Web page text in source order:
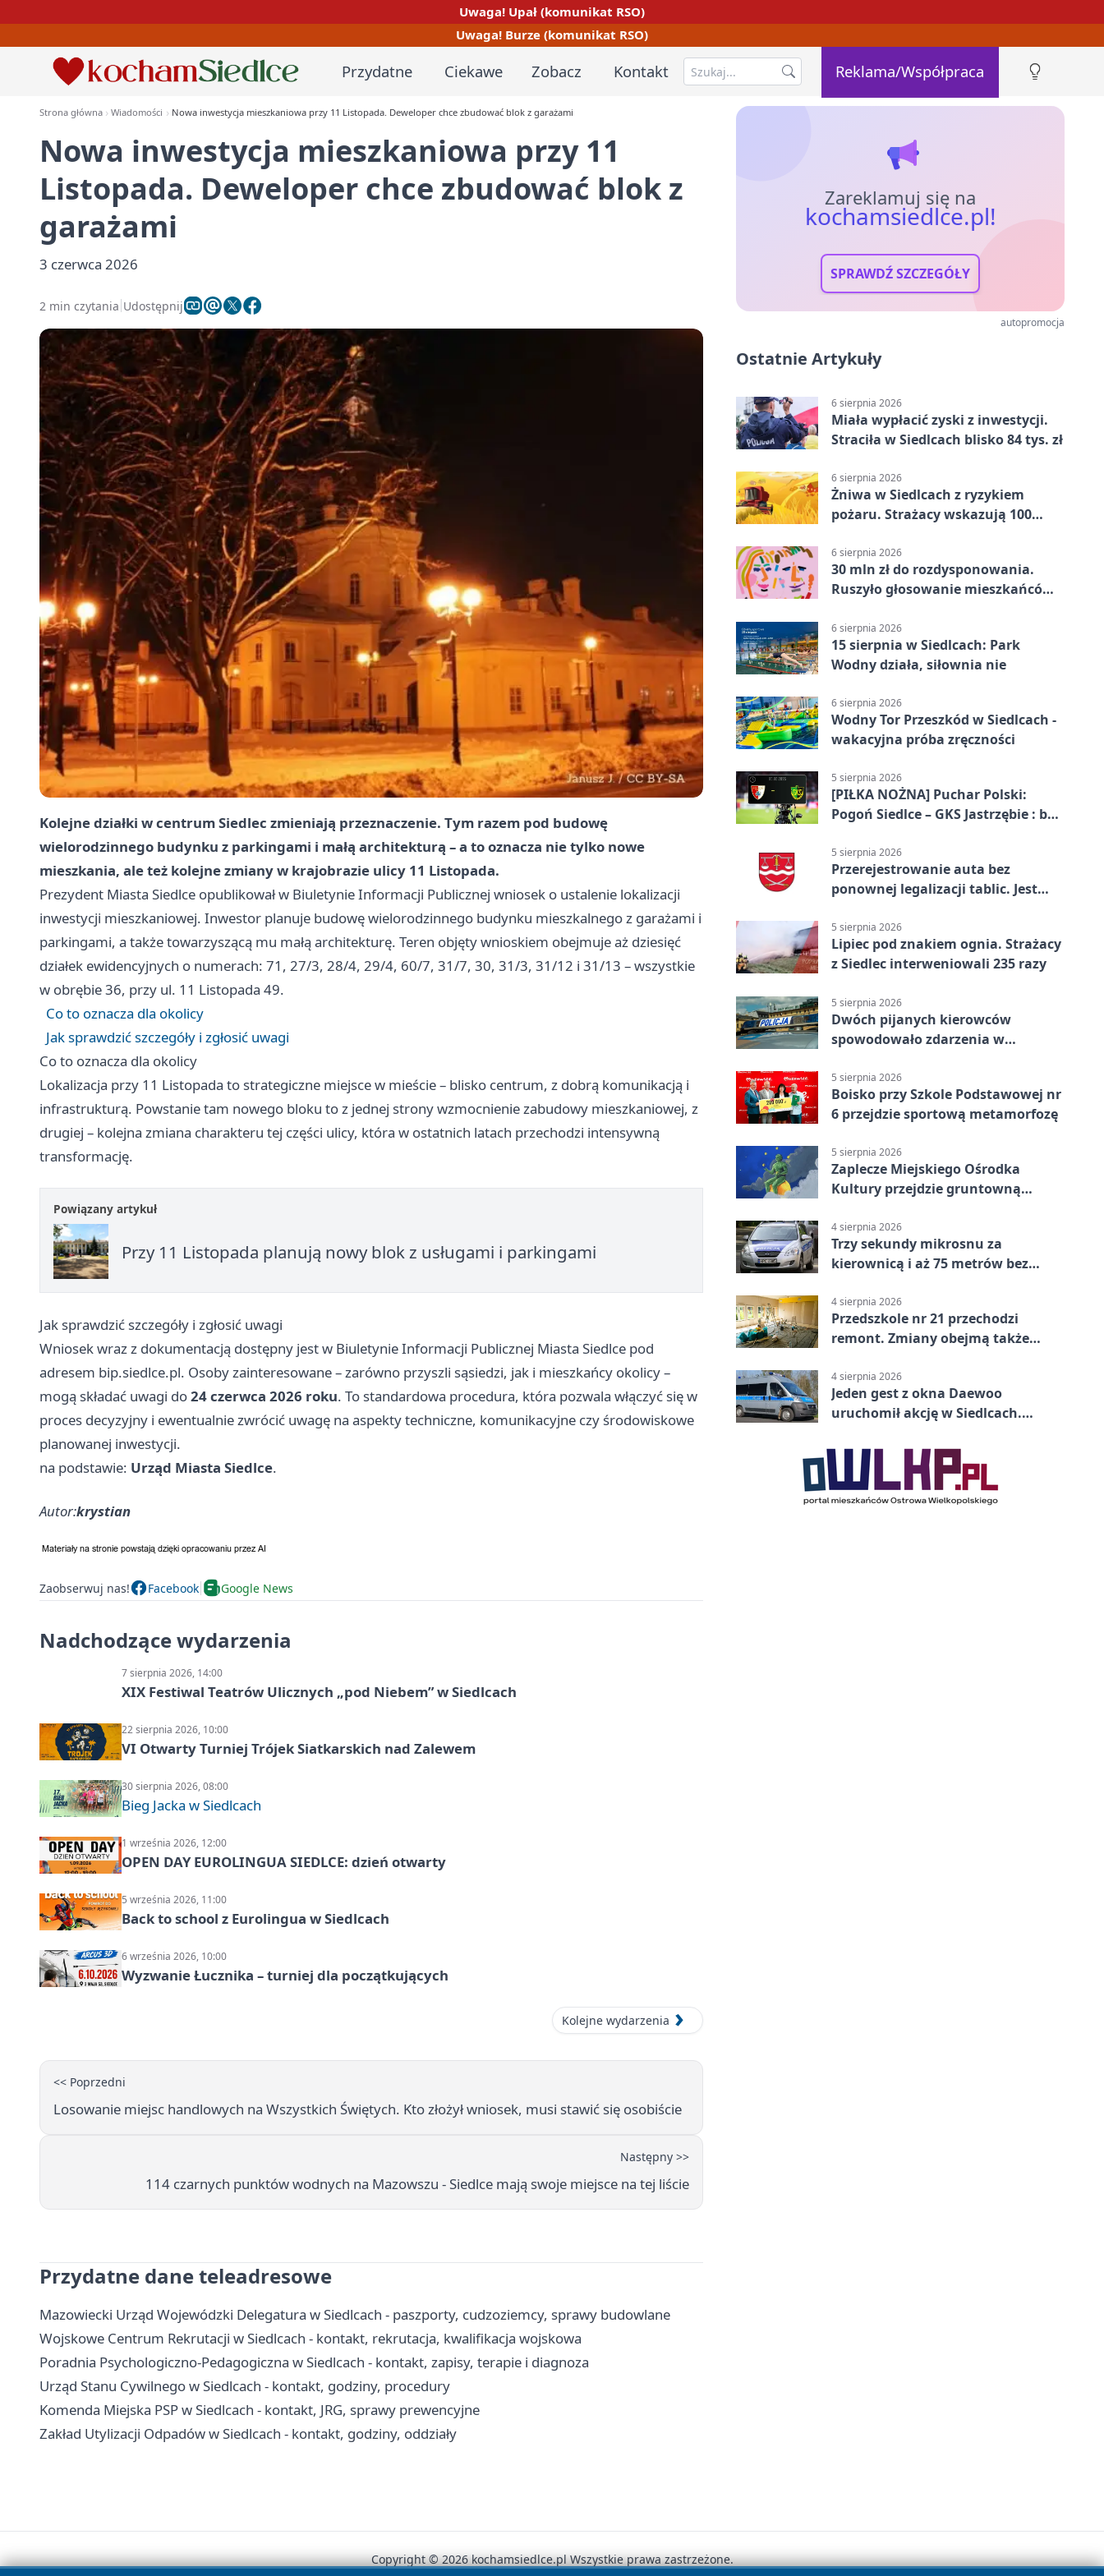
Uwaga! Upał (komunikat RSO)
Uwaga! Burze (komunikat RSO)
Przydatne Ciekawe Zobacz Kontakt Reklama/Współpraca
Strona główna Wiadomości Nowa inwestycja mieszkaniowa przy 11 Listopada. Deweloper chce zbudować blok z garażami
Nowa inwestycja mieszkaniowa przy 11
Listopada. Deweloper chce zbudować blok z
garażami
3 czerwca 2026
2 min czytania Udostępnij
Kolejne działki w centrum Siedlec zmieniają przeznaczenie. Tym razem pod budowę
wielorodzinnego budynku z parkingami i małą architekturą – a to oznacza nie tylko nowe
mieszkania, ale też kolejne zmiany w krajobrazie ulicy 11 Listopada.
Prezydent Miasta Siedlce opublikował w Biuletynie Informacji Publicznej wniosek o ustalenie lokalizacji
inwestycji mieszkaniowej. Inwestor planuje budowę wielorodzinnego budynku mieszkalnego z garażami i
parkingami, a także towarzyszącą mu małą architekturę. Teren objęty wnioskiem obejmuje aż dziesięć
działek ewidencyjnych o numerach: 71, 27/3, 28/4, 29/4, 60/7, 31/7, 30, 31/3, 31/12 i 31/13 – wszystkie
w obrębie 36, przy ul. 11 Listopada 49.
Co to oznacza dla okolicy
Jak sprawdzić szczegóły i zgłosić uwagi
Co to oznacza dla okolicy
Lokalizacja przy 11 Listopada to strategiczne miejsce w mieście – blisko centrum, z dobrą komunikacją i
infrastrukturą. Powstanie tam nowego bloku to z jednej strony wzmocnienie zabudowy mieszkaniowej, z
drugiej – kolejna zmiana charakteru tej części ulicy, która w ostatnich latach przechodzi intensywną
transformację.
Powiązany artykuł
Przy 11 Listopada planują nowy blok z usługami i parkingami
Jak sprawdzić szczegóły i zgłosić uwagi
Wniosek wraz z dokumentacją dostępny jest w Biuletynie Informacji Publicznej Miasta Siedlce pod
adresem bip.siedlce.pl. Osoby zainteresowane – zarówno przyszli sąsiedzi, jak i mieszkańcy okolicy –
mogą składać uwagi do24 czerwca 2026 roku. To standardowa procedura, która pozwala włączyć się w
proces decyzyjny i ewentualnie zwrócić uwagę na aspekty techniczne, komunikacyjne czy środowiskowe
planowanej inwestycji.
na podstawie: Urząd Miasta Siedlce.
Autor:krystian
Zaobserwuj nas! Facebook Google News
Nadchodzące wydarzenia
7 sierpnia 2026, 14:00
XIX Festiwal Teatrów Ulicznych „pod Niebem” w Siedlcach
22 sierpnia 2026, 10:00
VI Otwarty Turniej Trójek Siatkarskich nad Zalewem
30 sierpnia 2026, 08:00
Bieg Jacka w Siedlcach
1 września 2026, 12:00
OPEN DAY EUROLINGUA SIEDLCE: dzień otwarty
5 września 2026, 11:00
Back to school z Eurolingua w Siedlcach
6 września 2026, 10:00
Wyzwanie Łucznika – turniej dla początkujących
Kolejne wydarzenia
<< Poprzedni
Losowanie miejsc handlowych na Wszystkich Świętych. Kto złożył wniosek, musi stawić się osobiście
Następny >>
114 czarnych punktów wodnych na Mazowszu - Siedlce mają swoje miejsce na tej liście
Przydatne dane teleadresowe
Mazowiecki Urząd Wojewódzki Delegatura w Siedlcach - paszporty, cudzoziemcy, sprawy budowlane
Wojskowe Centrum Rekrutacji w Siedlcach - kontakt, rekrutacja, kwalifikacja wojskowa
Poradnia Psychologiczno-Pedagogiczna w Siedlcach - kontakt, zapisy, terapie i diagnoza
Urząd Stanu Cywilnego w Siedlcach - kontakt, godziny, procedury
Komenda Miejska PSP w Siedlcach - kontakt, JRG, sprawy prewencyjne
Zakład Utylizacji Odpadów w Siedlcach - kontakt, godziny, oddziały
Zareklamuj się na
kochamsiedlce.pl!
SPRAWDŹ SZCZEGÓŁY
autopromocja
Ostatnie Artykuły
6 sierpnia 2026
Miała wypłacić zyski z inwestycji.
Straciła w Siedlcach blisko 84 tys. zł
6 sierpnia 2026
Żniwa w Siedlcach z ryzykiem
pożaru. Strażacy wskazują 100
6 sierpnia 2026
30 mln zł do rozdysponowania.
Ruszyło głosowanie mieszkańców
6 sierpnia 2026
15 sierpnia w Siedlcach: Park
Wodny działa, siłownia nie
6 sierpnia 2026
Wodny Tor Przeszkód w Siedlcach -
wakacyjna próba zręczności
5 sierpnia 2026
[PIŁKA NOŻNA] Puchar Polski:
Pogoń Siedlce – GKS Jastrzębie : bez
5 sierpnia 2026
Przerejestrowanie auta bez
ponownej legalizacji tablic. Jest
5 sierpnia 2026
Lipiec pod znakiem ognia. Strażacy
z Siedlec interweniowali 235 razy
5 sierpnia 2026
Dwóch pijanych kierowców
spowodowało zdarzenia w
5 sierpnia 2026
Boisko przy Szkole Podstawowej nr
6 przejdzie sportową metamorfozę
5 sierpnia 2026
Zaplecze Miejskiego Ośrodka
Kultury przejdzie gruntowną
4 sierpnia 2026
Trzy sekundy mikrosnu za
kierownicą i aż 75 metrów bez
4 sierpnia 2026
Przedszkole nr 21 przechodzi
remont. Zmiany obejmą także
4 sierpnia 2026
Jeden gest z okna Daewoo
uruchomił akcję w Siedlcach.
Copyright © 2026 kochamsiedlce.pl Wszystkie prawa zastrzeżone.